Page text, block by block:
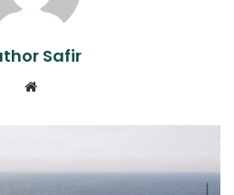
Safir